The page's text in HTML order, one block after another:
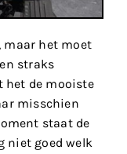
maar het moet
straks
het de mooiste
misschien
staat de
niet goed welk